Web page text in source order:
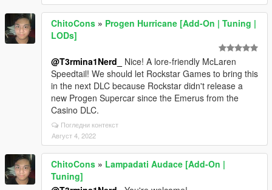
ChitoCons » Progen Hurricane [Add-On | Tuning |
LODs]
@T3rmina1Nerd_
Nice! A lore-friendly McLaren
Speedtail! We should let Rockstar Games to bring this
in the next DLC because Rockstar didn't release a
new Progen Supercar since the Emerus from the
Casino DLC.
Погледни контекст
Август 4, 2022
ChitoCons » Lampadati Audace [Add-On |
Tuning]